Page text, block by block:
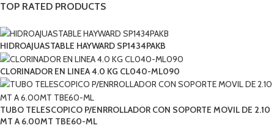
TOP RATED PRODUCTS
HIDROAJUASTABLE HAYWARD SP1434PAKB
CLORINADOR EN LINEA 4.0 KG CL040-ML090
TUBO TELESCOPICO P/ENRROLLADOR CON SOPORTE MOVIL DE 2.10
MT A 6.00MT TBE60-ML